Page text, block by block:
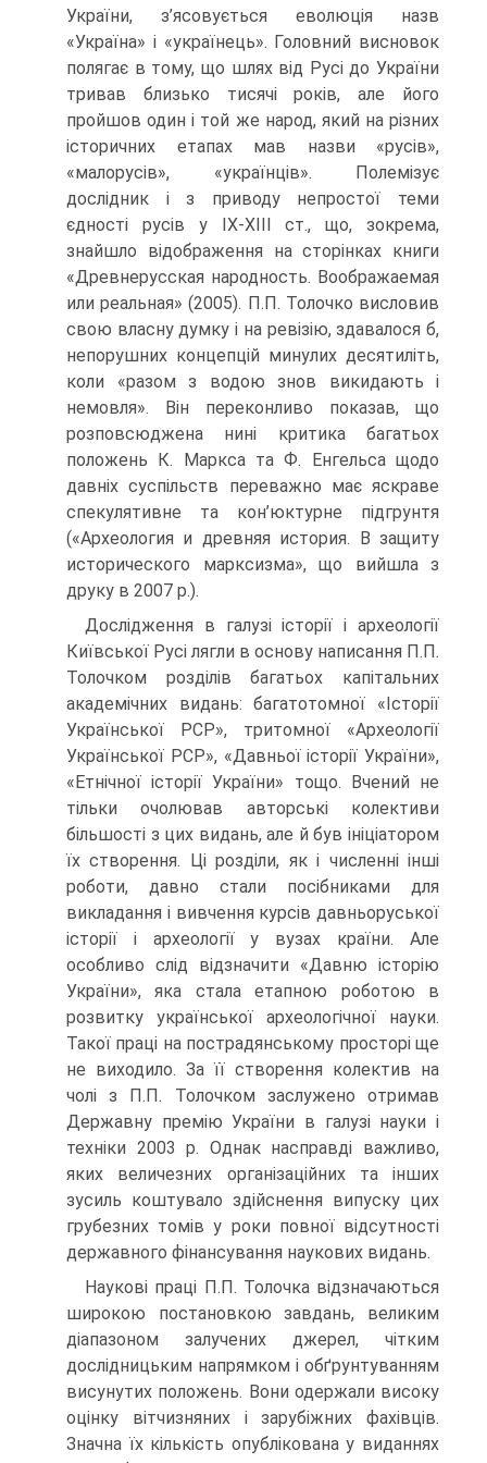
України, з’ясовується еволюція назв
«Україна» і «українець». Головний висновок
полягає в тому, що шлях від Русі до України
тривав близько тисячі років, але його
пройшов один і той же народ, який на різних
історичних етапах мав назви «русів»,
«малорусів», «українців». Полемізує
дослідник і з приводу непростої теми
єдності русів у ІХ-ХІІІ ст., що, зокрема,
знайшло відображення на сторінках книги
«Древнерусская народность. Воображаемая
или реальная» (2005). П.П. Толочко висловив
свою власну думку і на ревізію, здавалося б,
непорушних концепцій минулих десятиліть,
коли «разом з водою знов викидають і
немовля». Він переконливо показав, що
розповсюджена нині критика багатьох
положень К. Маркса та Ф. Енгельса щодо
давніх суспільств переважно має яскраве
спекулятивне та кон’юктурне підгрунтя
(«Археология и древняя история. В защиту
исторического марксизма», що вийшла з
друку в 2007 р.).
Дослідження в галузі історії і археології
Київської Русі лягли в основу написання П.П.
Толочком розділів багатьох капітальних
академічних видань: багатотомної «Історії
Української РСР», тритомної «Археології
Української РСР», «Давньої історії України»,
«Етнічної історії України» тощо. Вчений не
тільки очолював авторські колективи
більшості з цих видань, але й був ініціатором
їх створення. Ці розділи, як і численні інші
роботи, давно стали посібниками для
викладання і вивчення курсів давньоруської
історії і археології у вузах країни. Але
особливо слід відзначити «Давню історію
України», яка стала етапною роботою в
розвитку української археологічної науки.
Такої праці на пострадянському просторі ще
не виходило. За її створення колектив на
чолі з П.П. Толочком заслужено отримав
Державну премію України в галузі науки і
техніки 2003 р. Однак насправді важливо,
яких величезних організаційних та інших
зусиль коштувало здійснення випуску цих
грубезних томів у роки повної відсутності
державного фінансування наукових видань.
Наукові праці П.П. Толочка відзначаються
широкою постановкою завдань, великим
діапазоном залучених джерел, чітким
дослідницьким напрямком і обґрунтуванням
висунутих положень. Вони одержали високу
оцінку вітчизняних і зарубіжних фахівців.
Значна їх кількість опублікована у виданнях